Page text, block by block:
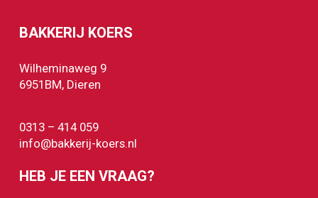
BAKKERIJ KOERS
Wilheminaweg 9
6951BM, Dieren
0313 – 414 059
info@bakkerij-koers.nl
HEB JE EEN VRAAG?